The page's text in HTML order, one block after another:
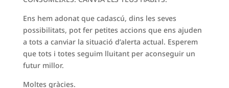
Ens hem adonat que cadascú, dins les seves
possibilitats, pot fer petites accions que ens ajuden
a tots a canviar la situació d’alerta actual. Esperem
que tots i totes seguim lluitant per aconseguir un
futur millor.
Moltes gràcies.